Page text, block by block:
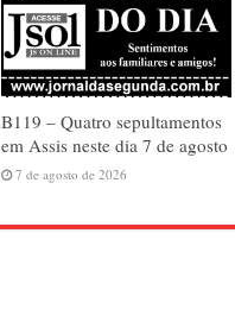
B119 – Quatro sepultamentos
em Assis neste dia 7 de agosto
7 de agosto de 2026